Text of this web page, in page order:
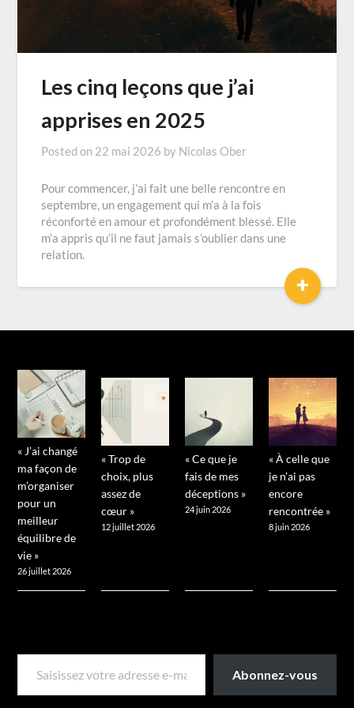
Les cinq leçons que j’ai
apprises en 2025
Posted on 22 mai 2026 by Nicolas Ober
Pour commencer, j’ai fait une belle rencontre en
septembre, un engagement qui m’a à la fois
réconforté en amour et profondément blessé. Elle
m’a appris qu’il ne faut jamais s’oublier dans une
relation.
+
« J’ai changé
ma façon de
m’organiser
pour un
meilleur
équilibre de
vie »
26 juillet 2026
« Trop de
choix, plus
assez de
cœur »
12 juillet 2026
« Ce que je
fais de mes
déceptions »
24 juin 2026
« À celle que
je n’ai pas
encore
rencontrée »
8 juin 2026
SAISISSEZ VOTRE ADRESSE E-MAIL…
Abonnez-vous